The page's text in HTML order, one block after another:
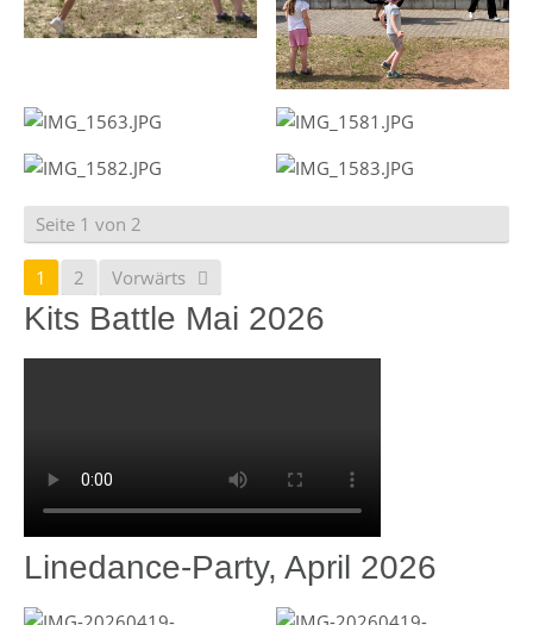
Seite 1 von 2
1 2 Vorwärts
Kits Battle Mai 2026
Linedance-Party, April 2026